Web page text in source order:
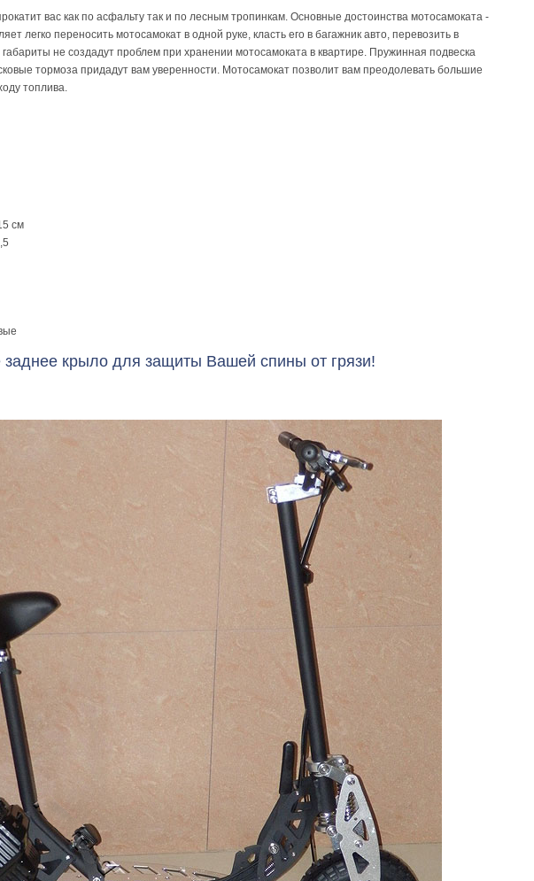
вас как по асфальту так и по лесным тропинкам. Основные достоинства мотосамоката -
легко переносить мотосамокат в одной руке, класть его в багажник авто, перевозить в
не создадут проблем при хранении мотосамоката в квартире. Пружинная подвеска
тормоза придадут вам уверенности. Мотосамокат позволит вам преодолевать большие
топлива.
см
заднее крыло для защиты Вашей спины от грязи!